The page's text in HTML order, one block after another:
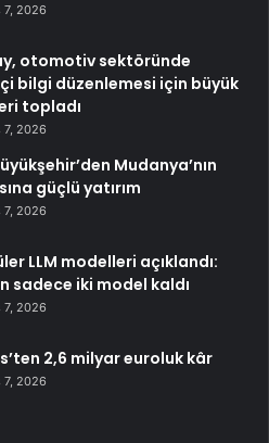
7, 2026
otomotiv sektöründe
bilgi düzenlemesi için büyük
topladı
7, 2026
Mudanya’nın
güçlü yatırım
7, 2026
LLM modelleri açıklandı:
sadece iki model kaldı
7, 2026
2,6 milyar euroluk kâr
7, 2026